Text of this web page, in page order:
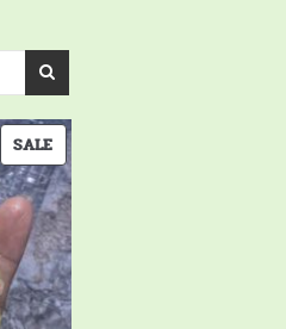
SALEPRODUCT
ON
SALE